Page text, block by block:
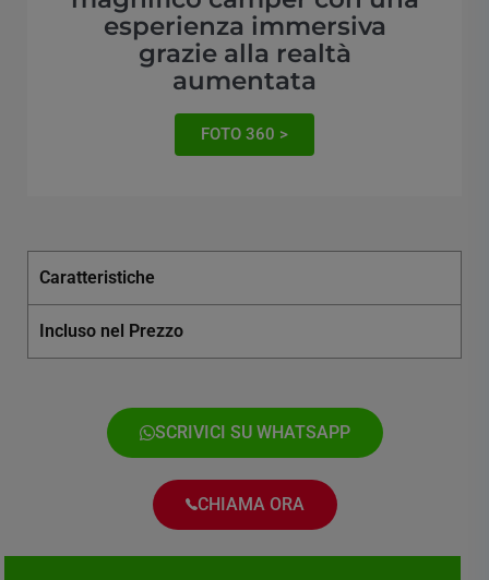
esperienza immersiva
grazie alla realtà
aumentata
FOTO 360 >
Caratteristiche
Incluso nel Prezzo
SCRIVICI SU WHATSAPP
CHIAMA ORA